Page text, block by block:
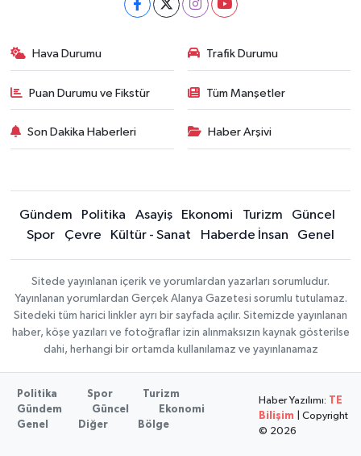
Hava Durumu Trafik Durumu
Puan Durumu ve Fikstür Tüm Manşetler
Son Dakika Haberleri Haber Arşivi
Gündem Politika Asayiş Ekonomi Turizm
Güncel
Spor
Çevre Kültür - Sanat Haberde İnsan Genel
Sitede yayınlanan içerik ve yorumlardan yazarları sorumludur.
Yayınlanan yorumlardan Gerçek Alanya Gazetesi sorumlu tutulamaz.
Sitedeki tüm harici linkler ayrı bir sayfada açılır. Sitemizde yayınlanan
haber, köşe yazıları ve fotoğraflar izin alınmaksızın kaynak gösterilse
dahi, herhangi bir ortamda kullanılamaz ve yayınlanamaz
Politika Spor
Turizm
Gündem
Güncel
Ekonomi
Genel
Diğer Bölge
Haber Yazılımı:
TE
Bilişim | Copyright
© 2026